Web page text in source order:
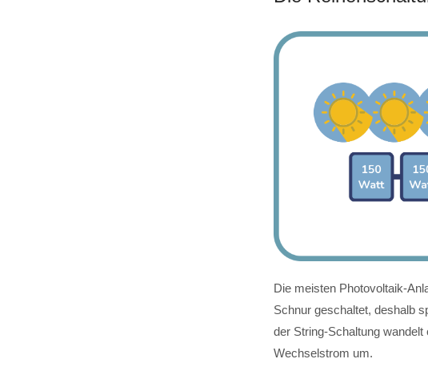
Die meisten Photovoltaik-
Schnur geschaltet, deshalb
der String-Schaltung
Wechselstrom um.